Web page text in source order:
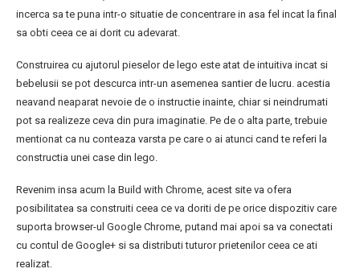
incerca sa te puna intr-o situatie de concentrare in asa fel incat la final
sa obti ceea ce ai dorit cu adevarat.
Construirea cu ajutorul pieselor de lego este atat de intuitiva incat si
bebelusii se pot descurca intr-un asemenea santier de lucru. acestia
neavand neaparat nevoie de o instructie inainte, chiar si neindrumati
pot sa realizeze ceva din pura imaginatie. Pe de o alta parte, trebuie
mentionat ca nu conteaza varsta pe care o ai atunci cand te referi la
constructia unei case din lego.
Revenim insa acum la Build with Chrome, acest site va ofera
posibilitatea sa construiti ceea ce va doriti de pe orice dispozitiv care
suporta browser-ul Google Chrome, putand mai apoi sa va conectati
cu contul de Google+ si sa distributi tuturor prietenilor ceea ce ati
realizat.